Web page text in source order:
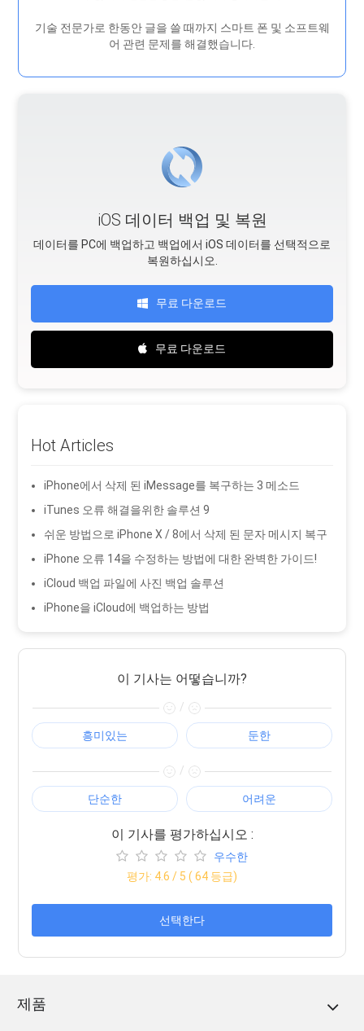
기술 전문가로 한동안 글을 쓸 때까지 스마트 폰 및 소프트웨
어 관련 문제를 해결했습니다.
iOS 데이터 백업 및 복원
데이터를 PC에 백업하고 백업에서 iOS 데이터를 선택적으로
복원하십시오.
무료 다운로드
무료 다운로드
Hot Articles
iPhone에서 삭제 된 iMessage를 복구하는 3 메소드
iTunes 오류 해결을위한 솔루션 9
쉬운 방법으로 iPhone X / 8에서 삭제 된 문자 메시지 복구
iPhone 오류 14을 수정하는 방법에 대한 완벽한 가이드!
iCloud 백업 파일에 사진 백업 솔루션
iPhone을 iCloud에 백업하는 방법
이 기사는 어떻습니까?
/
흥미있는 둔한
/
단순한 어려운
이 기사를 평가하십시오 :
우수한
평가: 4.6 / 5 ( 64 등급)
선택한다
제품